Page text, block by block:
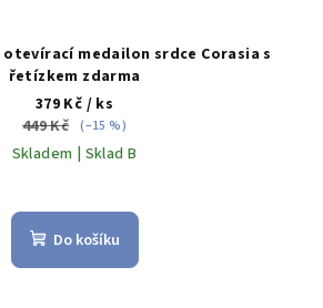
otevírací medailon srdce Corasia s
řetízkem zdarma
379 Kč / ks
449 Kč (–15 %)
Skladem | Sklad B
Do košíku